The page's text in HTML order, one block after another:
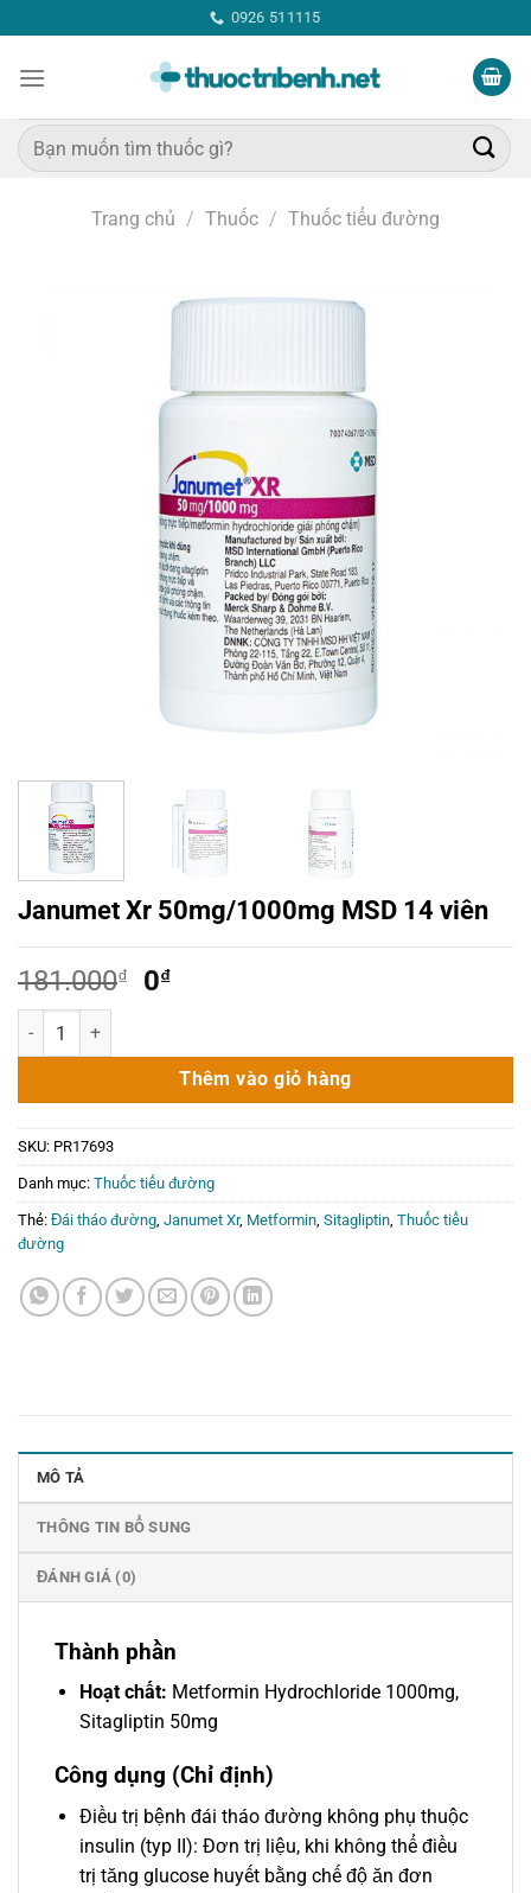
qua
nội
0926 511115
Tìm
kiếm:
Trang chủ / Thuốc / Thuốc tiểu đường
Janumet Xr 50mg/1000mg MSD 14 viên
181.000₫
Giá
181.000₫.
0₫Giá
là:
0₫.
Janumet Xr 50mg/1000mg MSD 14 viên số lượng
Thêm vào giỏ hàng
SKU: PR17693
Danh mục: Thuốc tiểu đường
Thẻ: Đái tháo đường Janumet Xr, Metformin Sitagliptin Thuốc tiểu
đường
MÔ TẢ
THÔNG TIN BỔ SUNG
ĐÁNH GIÁ (0)
Thành phần
Hoạt chất: Metformin Hydrochloride 1000mg,
Sitagliptin 50mg
Công dụng (Chỉ định)
Ðiều trị bệnh đái tháo đường không phụ thuộc
insulin (typ II): Ðơn trị liệu, khi không thể điều
trị tăng glucose huyết bằng chế độ ăn đơn